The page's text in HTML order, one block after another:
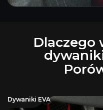
Dlaczego
Dywaniki EVA